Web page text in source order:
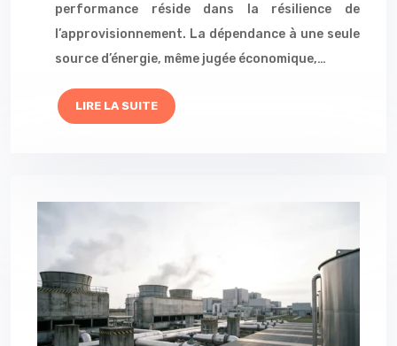
performance réside dans la résilience de
l’approvisionnement. La dépendance à une seule
source d’énergie, même jugée économique,…
LIRE LA SUITE